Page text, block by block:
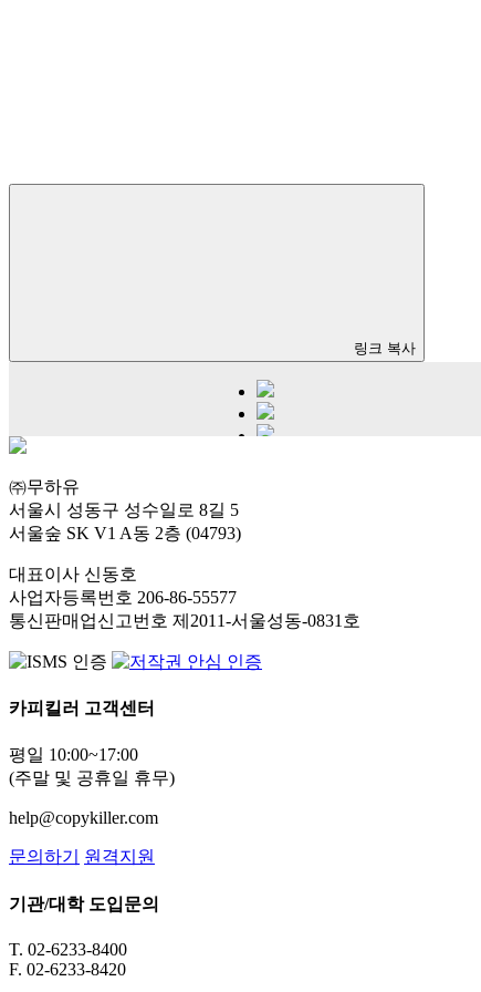
링크 복사
㈜무하유
서울시 성동구 성수일로 8길 5
서울숲 SK V1 A동 2층 (04793)
대표이사 신동호
사업자등록번호 206-86-55577
통신판매업신고번호 제2011-서울성동-0831호
카피킬러 고객센터
평일 10:00~17:00
(주말 및 공휴일 휴무)
help@copykiller.com
문의하기 원격지원
기관/대학 도입문의
T. 02-6233-8400
F. 02-6233-8420